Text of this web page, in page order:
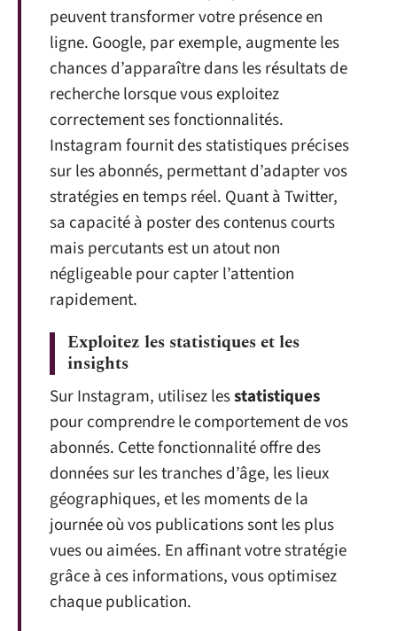
peuvent transformer votre présence en
ligne. Google, par exemple, augmente les
chances d’apparaître dans les résultats de
recherche lorsque vous exploitez
correctement ses fonctionnalités.
Instagram fournit des statistiques précises
sur les abonnés, permettant d’adapter vos
stratégies en temps réel. Quant à Twitter,
sa capacité à poster des contenus courts
mais percutants est un atout non
négligeable pour capter l’attention
rapidement.
Exploitez les statistiques et les
insights
Sur Instagram, utilisez lesstatistiques
pour comprendre le comportement de vos
abonnés. Cette fonctionnalité offre des
données sur les tranches d’âge, les lieux
géographiques, et les moments de la
journée où vos publications sont les plus
vues ou aimées. En affinant votre stratégie
grâce à ces informations, vous optimisez
chaque publication.